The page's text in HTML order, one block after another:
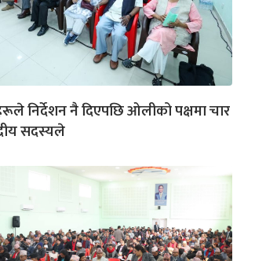
निर्देशन नै दिएपछि ओलीको पक्षमा चार
सदस्यले